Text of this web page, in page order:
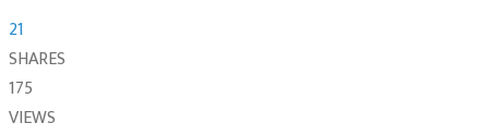
21
SHARES
175
VIEWS